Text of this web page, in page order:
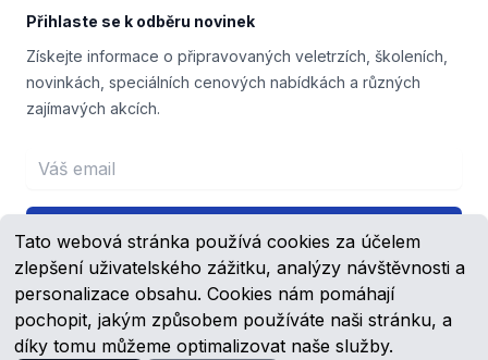
Tato webová stránka používá cookies za účelem
zlepšení uživatelského zážitku, analýzy návštěvnosti a
personalizace obsahu. Cookies nám pomáhají
pochopit, jakým způsobem používáte naši stránku, a
díky tomu můžeme optimalizovat naše služby.
Přihlaste se k odběru novinek
Získejte informace o připravovaných veletrzích, školeních,
novinkách, speciálních cenových nabídkách a různých
zajímavých akcích.
Email address
Přihlášení
FacebookYouTube